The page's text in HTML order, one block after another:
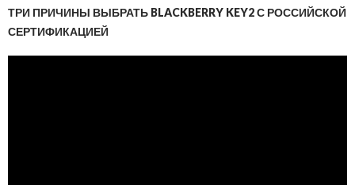
ТРИ ПРИЧИНЫ ВЫБРАТЬ BLACKBERRY KEY2 С РОССИЙСКОЙ
СЕРТИФИКАЦИЕЙ